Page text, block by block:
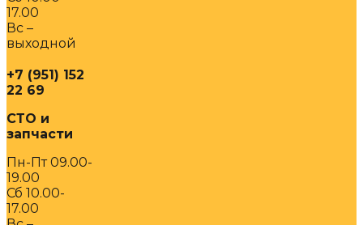
17.00
Вс –
выходной
+7 (951) 152
22 69
СТО и
запчасти
Пн-Пт 09.00-
19.00
Сб 10.00-
17.00